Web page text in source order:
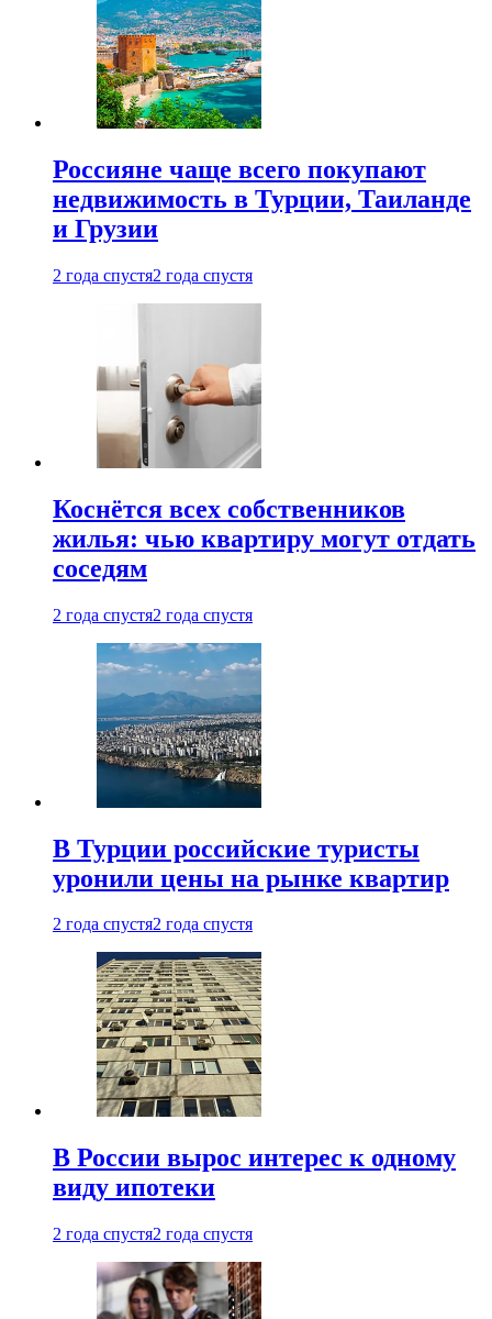
Россияне чаще всего покупают
недвижимость в Турции, Таиланде
и Грузии
2 года спустя2 года спустя
Коснётся всех собственников
жилья: чью квартиру могут отдать
соседям
2 года спустя2 года спустя
В Турции российские туристы
уронили цены на рынке квартир
2 года спустя2 года спустя
В России вырос интерес к одному
виду ипотеки
2 года спустя2 года спустя